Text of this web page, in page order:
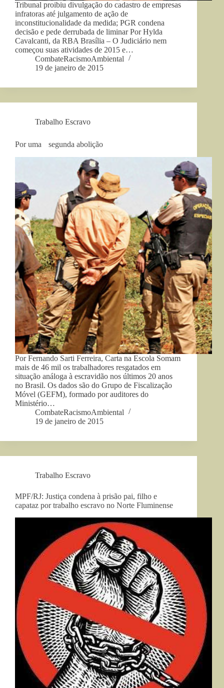
Tribunal proibiu divulgação do cadastro de empresas
infratoras até julgamento de ação de
inconstitucionalidade da medida; PGR condena
decisão e pede derrubada de liminar Por Hylda
Cavalcanti, da RBA Brasília – O Judiciário nem
começou suas atividades de 2015 e…
CombateRacismoAmbiental
19 de janeiro de 2015
Trabalho Escravo
Por uma segunda abolição
Por Fernando Sarti Ferreira, Carta na Escola Somam
mais de 46 mil os trabalhadores resgatados em
situação análoga à escravidão nos últimos 20 anos
no Brasil. Os dados são do Grupo de Fiscalização
Móvel (GEFM), formado por auditores do
Ministério…
CombateRacismoAmbiental
19 de janeiro de 2015
Trabalho Escravo
MPF/RJ: Justiça condena à prisão pai, filho e
capataz por trabalho escravo no Norte Fluminense